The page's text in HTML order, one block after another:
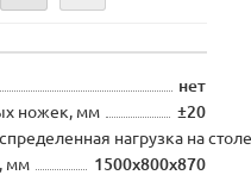
нет
ножек, мм
±20
нагрузка на
мм
1500х800х870